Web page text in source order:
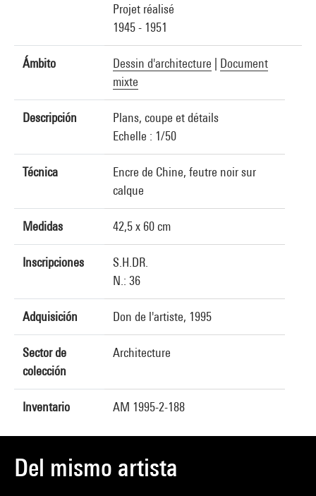
Projet réalisé
1945 - 1951
Ámbito Dessin d'architecture
Document
mixte
Descripción
Plans, coupe et détails
Echelle : 1/50
Técnica
Encre de Chine, feutre noir sur
calque
Medidas 42,5 x 60 cm
Inscripciones
S.H.DR.
N.: 36
Adquisición Don de l'artiste, 1995
Sector de
colección
Architecture
Inventario AM 1995-2-188
Del mismo artista